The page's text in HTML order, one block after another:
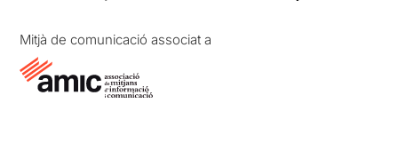
Mitjà de comunicació associat a